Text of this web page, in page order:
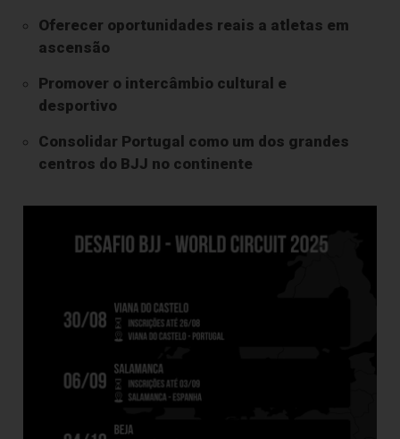
Oferecer oportunidades reais a atletas em
ascensão
Promover o intercâmbio cultural e
desportivo
Consolidar Portugal como um dos grandes
centros do BJJ no continente